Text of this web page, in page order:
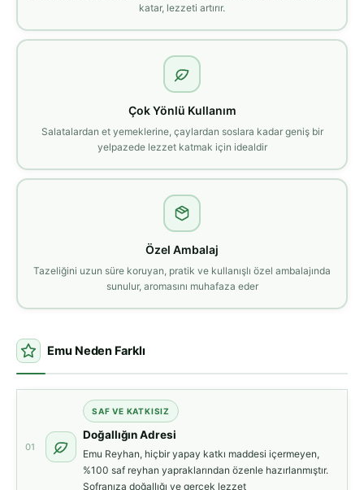
katar, lezzeti artırır.
Çok Yönlü Kullanım
Salatalardan et yemeklerine, çaylardan soslara kadar geniş bir
yelpazede lezzet katmak için idealdir
Özel Ambalaj
Tazeliğini uzun süre koruyan, pratik ve kullanışlı özel ambalajında
sunulur, aromasını muhafaza eder
Emu Neden Farklı
01
SAF VE KATKISIZ
Doğallığın Adresi
Emu Reyhan, hiçbir yapay katkı maddesi içermeyen,
%100 saf reyhan yapraklarından özenle hazırlanmıştır.
Sofranıza doğallığı ve gerçek lezzet